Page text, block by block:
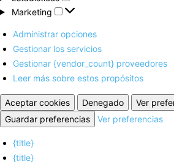
Marketing
Marketing
Administrar opciones
Gestionar los servicios
Gestionar {vendor_count} proveedores
Leer más sobre estos propósitos
Aceptar cookies Denegado
Ver
Guardar preferencias
Ver preferencias
{title}
{title}